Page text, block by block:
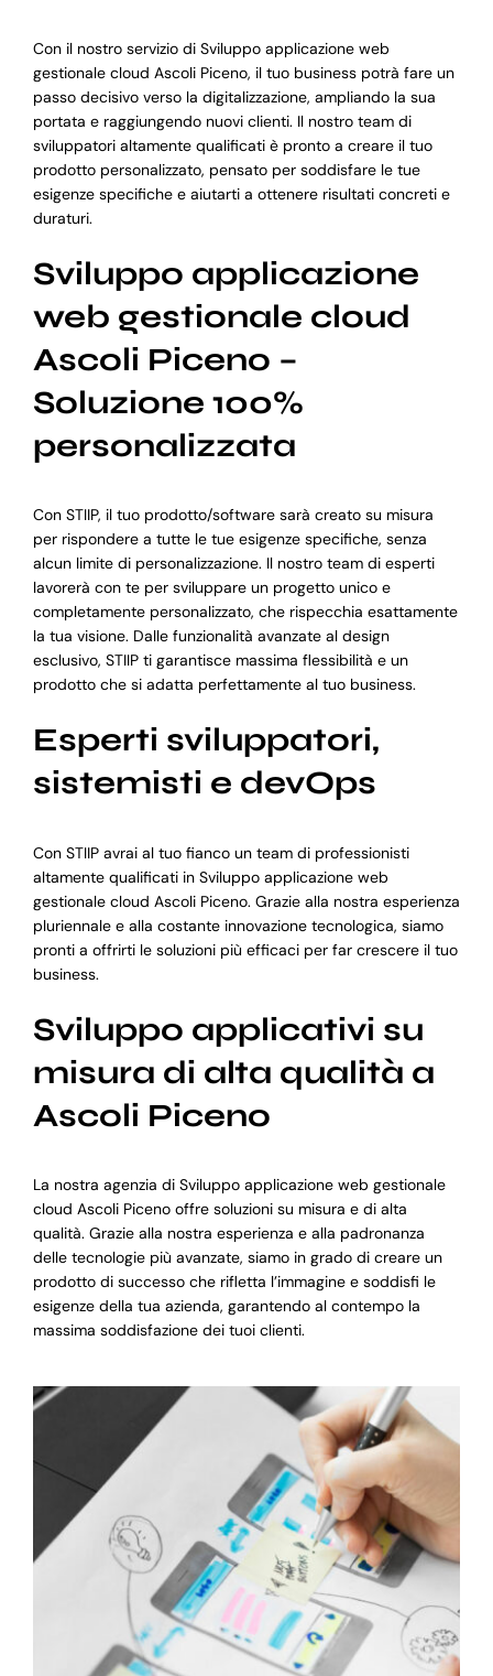
Con il nostro servizio di Sviluppo applicazione web
gestionale cloud Ascoli Piceno, il tuo business potrà fare un
passo decisivo verso la digitalizzazione, ampliando la sua
portata e raggiungendo nuovi clienti. Il nostro team di
sviluppatori altamente qualificati è pronto a creare il tuo
prodotto personalizzato, pensato per soddisfare le tue
esigenze specifiche e aiutarti a ottenere risultati concreti e
duraturi.
Sviluppo applicazione
web gestionale cloud
Ascoli Piceno –
Soluzione 100%
personalizzata
Con STIIP, il tuo prodotto/software sarà creato su misura
per rispondere a tutte le tue esigenze specifiche, senza
alcun limite di personalizzazione. Il nostro team di esperti
lavorerà con te per sviluppare un progetto unico e
completamente personalizzato, che rispecchia esattamente
la tua visione. Dalle funzionalità avanzate al design
esclusivo, STIIP ti garantisce massima flessibilità e un
prodotto che si adatta perfettamente al tuo business.
Esperti sviluppatori,
sistemisti e devOps
Con STIIP avrai al tuo fianco un team di professionisti
altamente qualificati in Sviluppo applicazione web
gestionale cloud Ascoli Piceno. Grazie alla nostra esperienza
pluriennale e alla costante innovazione tecnologica, siamo
pronti a offrirti le soluzioni più efficaci per far crescere il tuo
business.
Sviluppo applicativi su
misura di alta qualità a
Ascoli Piceno
La nostra agenzia di Sviluppo applicazione web gestionale
cloud Ascoli Piceno offre soluzioni su misura e di alta
qualità. Grazie alla nostra esperienza e alla padronanza
delle tecnologie più avanzate, siamo in grado di creare un
prodotto di successo che rifletta l’immagine e soddisfi le
esigenze della tua azienda, garantendo al contempo la
massima soddisfazione dei tuoi clienti.